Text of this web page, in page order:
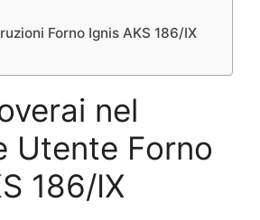
Forno Ignis AKS 186/IX
nel
Utente Forno
186/IX